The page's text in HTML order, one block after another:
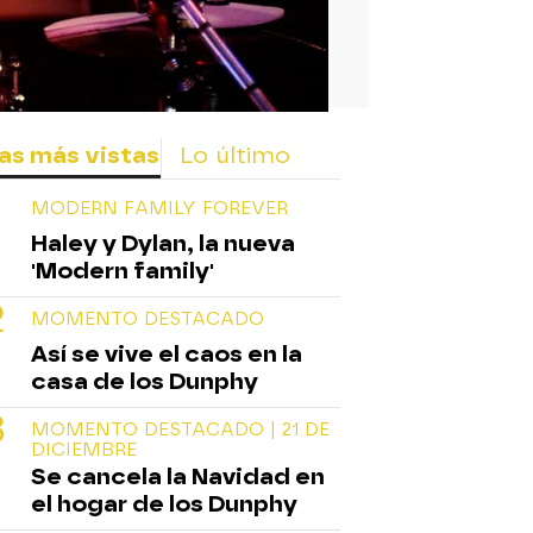
más vistas Lo último
MODERN FAMILY FOREVER
Haley y Dylan, la nueva
'Modern family'
MOMENTO DESTACADO
Así se vive el caos en la
casa de los Dunphy
MOMENTO DESTACADO | 21 DE
DICIEMBRE
Se cancela la Navidad en
el hogar de los Dunphy